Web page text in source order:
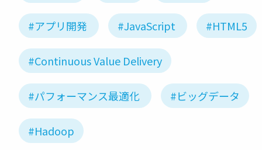
#アプリ開発 #JavaScript #HTML5
#Continuous Value Delivery
#パフォーマンス最適化 #ビッグデータ
#Hadoop